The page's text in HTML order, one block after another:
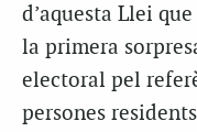
d’aquesta Llei
la primera
electoral pel
persones